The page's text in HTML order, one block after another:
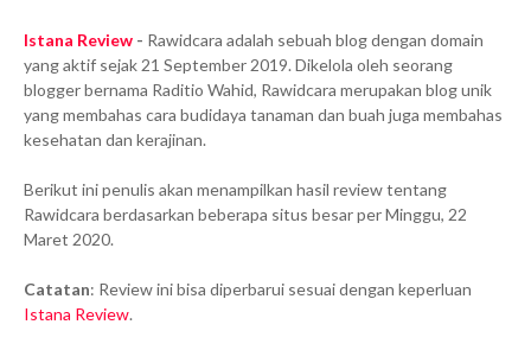
Istana Review - Rawidcara adalah sebuah blog dengan domain
yang aktif sejak 21 September 2019. Dikelola oleh seorang
blogger bernama Raditio Wahid, Rawidcara merupakan blog unik
yang membahas cara budidaya tanaman dan buah juga membahas
kesehatan dan kerajinan.
Berikut ini penulis akan menampilkan hasil review tentang
Rawidcara berdasarkan beberapa situs besar per Minggu, 22
Maret 2020.
Catatan: Review ini bisa diperbarui sesuai dengan keperluan
Istana Review.